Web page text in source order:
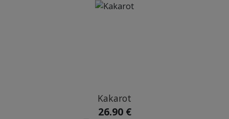
Kakarot
26.90 €